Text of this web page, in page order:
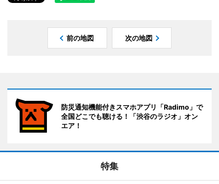
前の地図 次の地図
防災通知機能付きスマホアプリ「Radimo」で
全国どこでも聴ける！「渋谷のラジオ」オン
エア！
特集